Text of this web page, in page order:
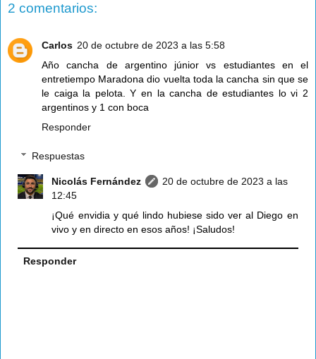
2 comentarios:
Carlos 20 de octubre de 2023 a las 5:58
Año cancha de argentino júnior vs estudiantes en el
entretiempo Maradona dio vuelta toda la cancha sin que se
le caiga la pelota. Y en la cancha de estudiantes lo vi 2
argentinos y 1 con boca
Responder
Respuestas
Nicolás Fernández
20 de octubre de 2023 a las
12:45
¡Qué envidia y qué lindo hubiese sido ver al Diego en
vivo y en directo en esos años! ¡Saludos!
Responder